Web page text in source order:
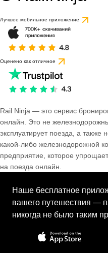
Лучшее мобильное приложение
Оценено как отличное
Rail Ninja — это сервис
онлайн. Это не
эксплуатирует поезда, а
какой-либо железнодорожной
предприятие, которое
на поезда онлайн.
Наше бесплатное
вашего путешествия —
никогда не было таким